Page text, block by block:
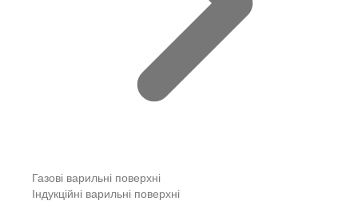
Газові варильні поверхні
Індукційні варильні поверхні